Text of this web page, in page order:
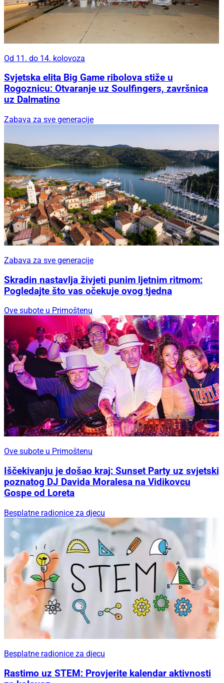
Od 11. do 14. kolovoza
Svjetska elita Big Game ribolova stiže u
Rogoznicu: Otvaranje uz Soulfingers, završnica
uz Dalmatino
Zabava za sve generacije
Zabava za sve generacije
Skradin nastavlja živjeti punim ljetnim ritmom:
Pogledajte što vas očekuje ovog tjedna
Ove subote u Primoštenu
Ove subote u Primoštenu
Iščekivanju je došao kraj: Sunset Party uz svjetski
poznatog DJ Davida Moralesa na Vidikovcu
Gospe od Loreta
Besplatne radionice za djecu
Besplatne radionice za djecu
Rastimo uz STEM: Provjerite kalendar aktivnosti